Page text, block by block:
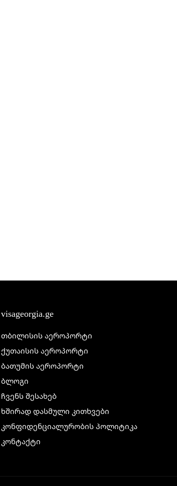
visageorgia.ge
თბილისის აეროპორტი
ქუთაისის აეროპორტი
ბათუმის აეროპორტი
ბლოგი
ჩვენს შესახებ
ხშირად დასმული კითხვები
კონფიდენციალურობის პოლიტიკა
კონტაქტი